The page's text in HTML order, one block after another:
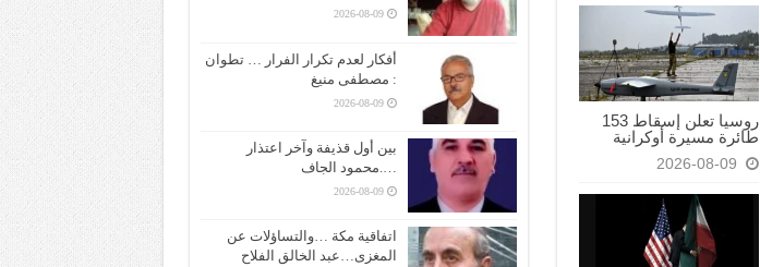
روسيا تعلن إسقاط 153
طائرة مسيرة أوكرانية
2026-08-09
2026-08-09
أفكار لعدم تكرار الفرار … تطوان
: مصطفى منيغ
2026-08-09
بين أول قذيفة وآخر اعتذار
….محمود الجاف
2026-08-09
اتفاقية مكة …والتساؤلات عن
المغزى…عبد الخالق الفلاح